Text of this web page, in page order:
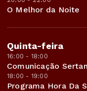
O Melhor da Noite
Quinta-feira
16:00 - 18:00
Comunicação
18:00 - 19:00
Programa Hora Da